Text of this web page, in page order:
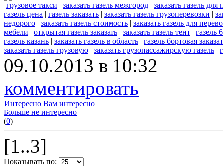
грузовое такси | заказать газель межгород | заказать газель для
газель цена | газель заказать | заказать газель грузоперевозки |
недорого | заказать газель стоимость | заказать газель для
мебели | открытая газель заказать | заказать газель тент | газель
газель казань | заказать газель в область | газель бортовая
заказать газель грузовую | заказать грузопассажирскую газель |
09.10.2013 в 10:32
комментировать
Интересно Вам интересно
Больше не интересно
(0)
[1..3]
Показывать по: